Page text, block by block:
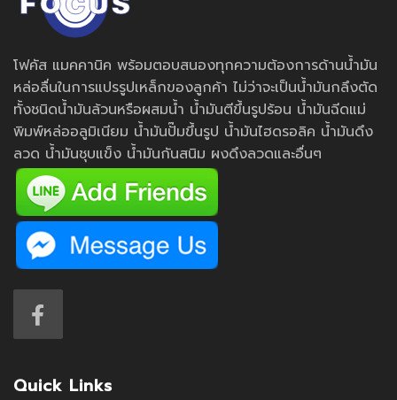
โฟคัส แมคคานิค พร้อมตอบสนองทุกความต้องการด้านน้ำมัน
หล่อลื่นในการแปรรูปเหล็กของลูกค้า ไม่ว่าจะเป็นน้ำมันกลึงตัด
ทั้งชนิดน้ำมันล้วนหรือผสมน้ำ น้ำมันตีขึ้นรูปร้อน น้ำมันฉีดแม่
พิมพ์หล่ออลูมิเนียม น้ำมันปั๊มขึ้นรูป น้ำมันไฮดรอลิค น้ำมันดึง
ลวด น้ำมันชุบแข็ง น้ำมันกันสนิม ผงดึงลวดและอื่นๆ
Quick Links